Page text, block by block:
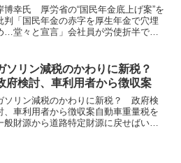
」
博幸氏 厚労省の“国民年金底上げ案”を
判「国民年金の赤字を厚生年金で穴埋
…堂々と宣言」会社員が労使折半で払
と財務省！ 元経産官僚で経済学者、
大大学院教授の岸博...
ソリン減税のかわりに新税？
府検討、車利用者から徴収案
ソリン減税のかわりに新税？ 政府検
、車利用者から徴収案自動車重量税を
般財源から道路特定財源に戻せばいい